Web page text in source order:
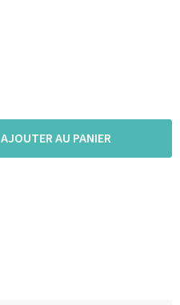
AJOUTER AU PANIER